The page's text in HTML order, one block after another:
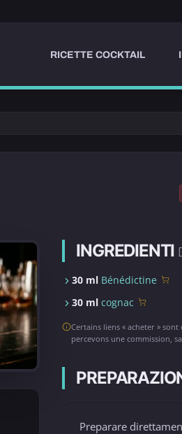
RICETTE COCKTAIL
INGREDIENTI
30 ml Bénédictine
30 mlcognac
Certains liens « acheter »
percevons une commission,
Preparare